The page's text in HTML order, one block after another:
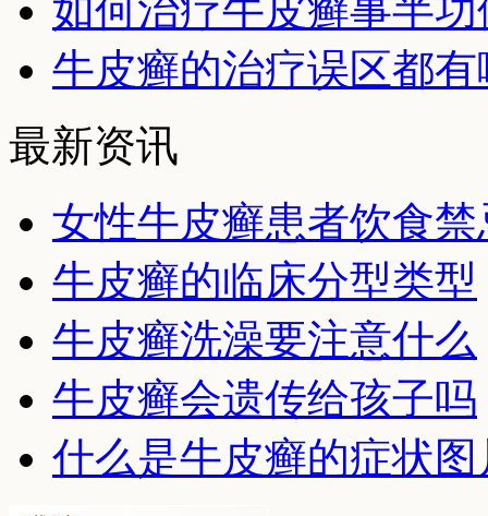
如何治疗牛皮癣事半功
牛皮癣的治疗误区都有
最新资讯
女性牛皮癣患者饮食禁
牛皮癣的临床分型类型
牛皮癣洗澡要注意什么
牛皮癣会遗传给孩子吗
什么是牛皮癣的症状图